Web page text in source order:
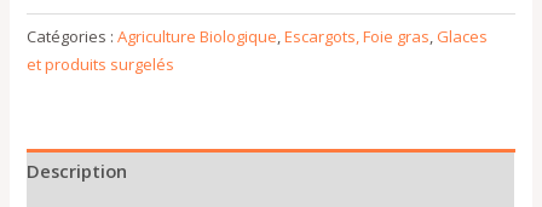
Catégories :Agriculture Biologique ,Escargots, Foie gras Glaces
et produits surgelés
Description